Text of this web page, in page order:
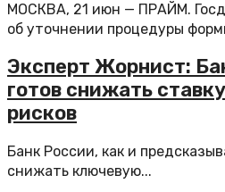
МОСКВА, 21 июн — ПРАЙМ.
об уточнении процедуры
Эксперт Жорнист:
готов снижать
рисков
Банк России, как и
снижать ключевую...